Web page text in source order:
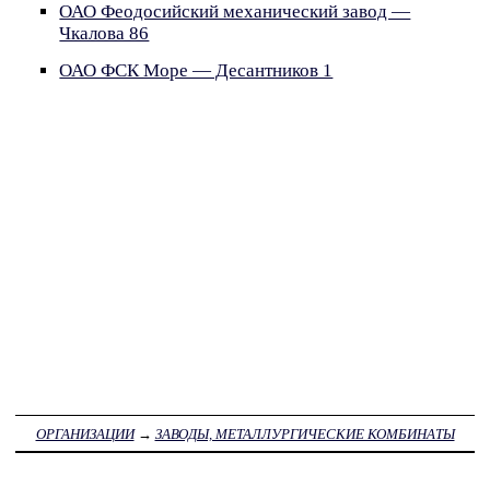
ОАО Феодосийский механический завод —
Чкалова 86
ОАО ФСК Море — Десантников 1
ОРГАНИЗАЦИИ→ ЗАВОДЫ, МЕТАЛЛУРГИЧЕСКИЕ КОМБИНАТЫ